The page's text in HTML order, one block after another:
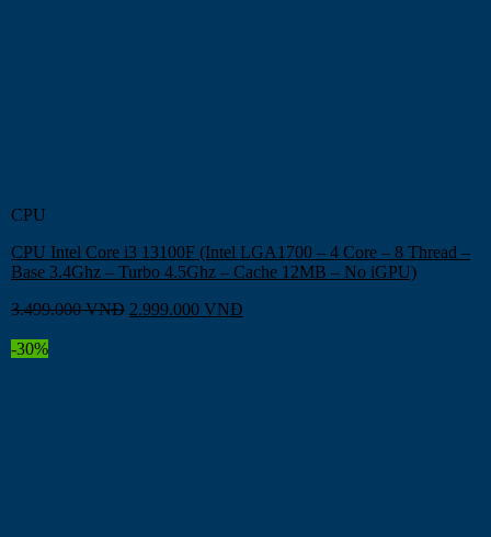
CPU
CPU Intel Core i3 13100F (Intel LGA1700 – 4 Core – 8 Thread –
Base 3.4Ghz – Turbo 4.5Ghz – Cache 12MB – No iGPU)
3.499.000VNĐ 2.999.000 VNĐ
-30%